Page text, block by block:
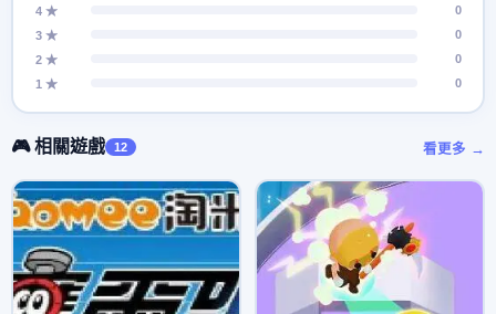
4 ★
0
3 ★
0
2 ★
0
1 ★
0
🎮 相關遊戲 12 看更多 →